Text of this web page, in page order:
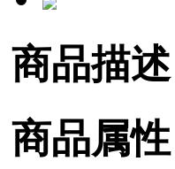
商品描述
商品属性